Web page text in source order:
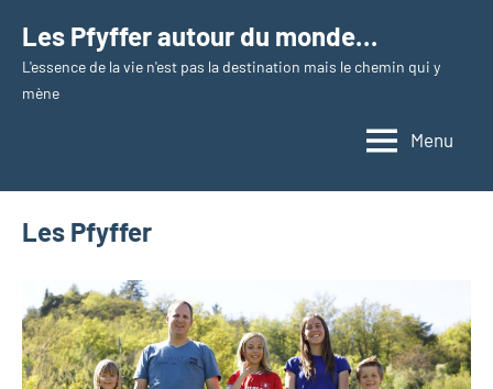
contenu
Les Pfyffer autour du monde…
L'essence de la vie n'est pas la destination mais le chemin qui y
mène
Menu
Les Pfyffer